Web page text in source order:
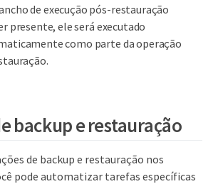
de execução pós-restauração
presente, ele será executado
como parte da operação
backup e restauração
de backup e restauração nos
pode automatizar tarefas específicas